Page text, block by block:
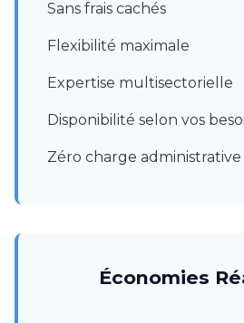
Sans frais cachés
Flexibilité maximale
Expertise multisectorielle
Disponibilité selon vos
Zéro charge administrative
Économies